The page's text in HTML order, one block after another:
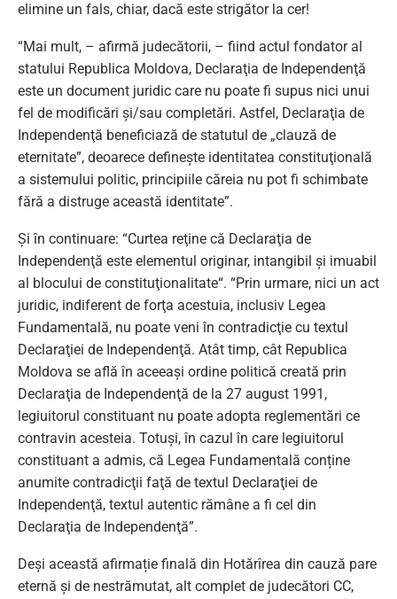
elimine un fals, chiar, dacă este strigător la cer!
“Mai mult, – afirmă judecătorii, – fiind actul fondator al
statului Republica Moldova, Declaraţia de Independenţă
este un document juridic care nu poate fi supus nici unui
fel de modificări şi/sau completări. Astfel, Declaraţia de
Independenţă beneficiază de statutul de „clauză de
eternitate”, deoarece defineşte identitatea constituţională
a sistemului politic, principiile căreia nu pot fi schimbate
fără a distruge această identitate”.
Și în continuare: “Curtea reţine că Declaraţia de
Independenţă este elementul originar, intangibil şi imuabil
al blocului de constituţionalitate“. “Prin urmare, nici un act
juridic, indiferent de forţa acestuia, inclusiv Legea
Fundamentală, nu poate veni în contradicţie cu textul
Declaraţiei de Independenţă. Atât timp, cât Republica
Moldova se află în aceeaşi ordine politică creată prin
Declaraţia de Independenţă de la 27 august 1991,
legiuitorul constituant nu poate adopta reglementări ce
contravin acesteia. Totuşi, în cazul în care legiuitorul
constituant a admis, că Legea Fundamentală conține
anumite contradicţii faţă de textul Declaraţiei de
Independenţă, textul autentic rămâne a fi cel din
Declaraţia de Independenţă”.
Deși această afirmație finală din Hotărîrea din cauză pare
eternă și de nestrămutat, alt complet de judecători CC,